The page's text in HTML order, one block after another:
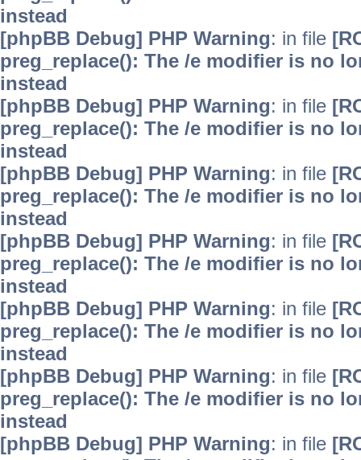
instead
[phpBB Debug] PHP Warning: in file
preg_replace(): The /e modifier is no
instead
[phpBB Debug] PHP Warning: in file
preg_replace(): The /e modifier is no
instead
[phpBB Debug] PHP Warning: in file
preg_replace(): The /e modifier is no
instead
[phpBB Debug] PHP Warning: in file
preg_replace(): The /e modifier is no
instead
[phpBB Debug] PHP Warning: in file
preg_replace(): The /e modifier is no
instead
[phpBB Debug] PHP Warning: in file
preg_replace(): The /e modifier is no
instead
[phpBB Debug] PHP Warning: in file